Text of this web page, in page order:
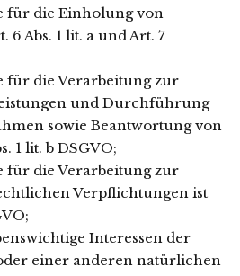
für die Einholung von
Abs. 1 lit. a und Art. 7
für die Verarbeitung zur
und Durchführung
sowie Beantwortung von
1 lit. b DSGVO;
für die Verarbeitung zur
Verpflichtungen ist
Interessen der
einer anderen natürlichen